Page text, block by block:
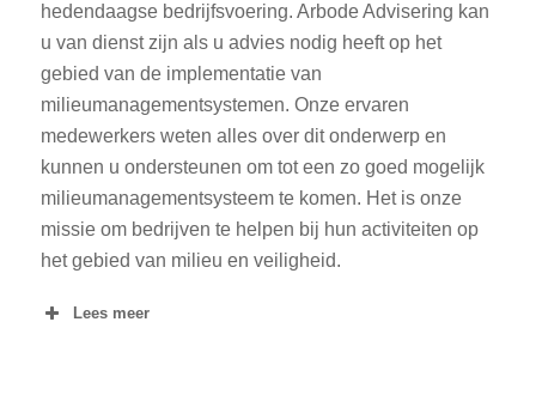
hedendaagse bedrijfsvoering. Arbode Advisering kan
u van dienst zijn als u advies nodig heeft op het
gebied van de implementatie van
milieumanagementsystemen. Onze ervaren
medewerkers weten alles over dit onderwerp en
kunnen u ondersteunen om tot een zo goed mogelijk
milieumanagementsysteem te komen. Het is onze
missie om bedrijven te helpen bij hun activiteiten op
het gebied van milieu en veiligheid.
Lees meer